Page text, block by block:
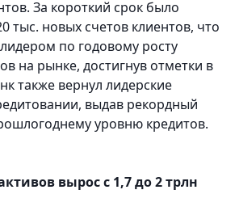
За короткий срок было
тыс. новых счетов клиентов, что
по годовому росту
на рынке, достигнув отметки в
также вернул лидерские
выдав рекордный
уровню кредитов.
вырос с 1,7 до 2 трлн